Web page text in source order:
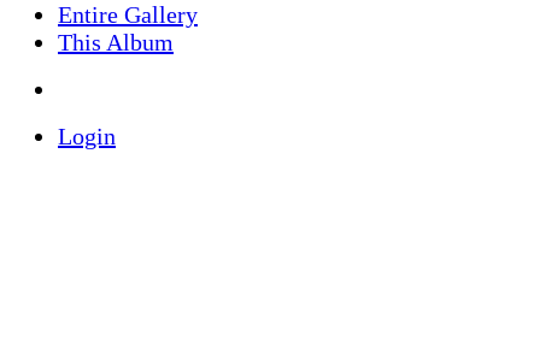
Entire Gallery
This Album
Login